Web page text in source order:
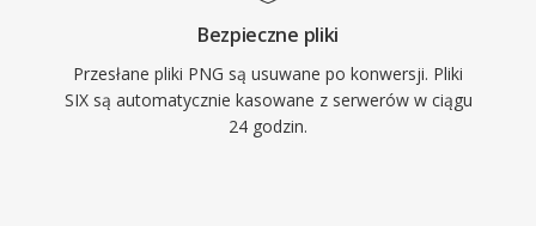
Bezpieczne pliki
Przesłane pliki PNG są usuwane po konwersji. Pliki
SIX są automatycznie kasowane z serwerów w ciągu
24 godzin.